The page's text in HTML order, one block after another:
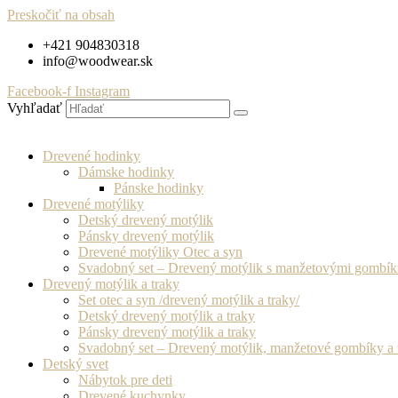
Preskočiť na obsah
+421 904830318
info@woodwear.sk
Facebook-f Instagram
Vyhľadať
Drevené hodinky
Dámske hodinky
Pánske hodinky
Drevené motýliky
Detský drevený motýlik
Pánsky drevený motýlik
Drevené motýliky Otec a syn
Svadobný set – Drevený motýlik s manžetovými
Drevený motýlik a traky
Set otec a syn /drevený motýlik a traky/
Detský drevený motýlik a traky
Pánsky drevený motýlik a traky
Svadobný set – Drevený motýlik, manžetové gombíky a
Detský svet
Nábytok pre deti